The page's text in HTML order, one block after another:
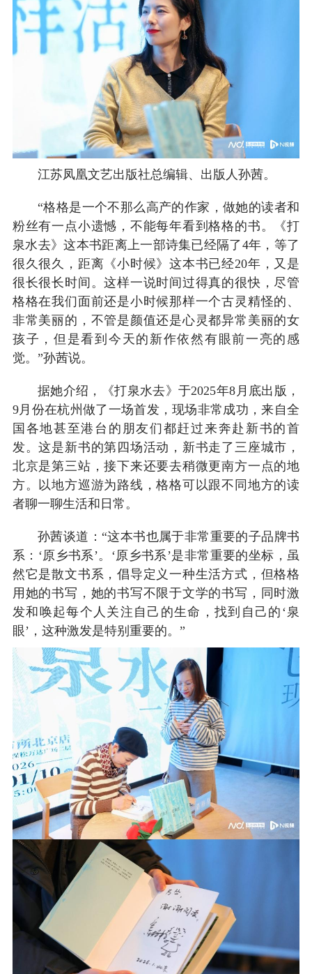
江苏凤凰文艺出版社总编辑、出版人孙茜。
“格格是一个不那么高产的作家，做她的读者和
粉丝有一点小遗憾，不能每年看到格格的书。《打
泉水去》这本书距离上一部诗集已经隔了4年，等了
很久很久，距离《小时候》这本书已经20年，又是
很长很长时间。这样一说时间过得真的很快，尽管
格格在我们面前还是小时候那样一个古灵精怪的、
非常美丽的，不管是颜值还是心灵都异常美丽的女
孩子，但是看到今天的新作依然有眼前一亮的感
觉。”孙茜说。
据她介绍，《打泉水去》于2025年8月底出版，
9月份在杭州做了一场首发，现场非常成功，来自全
国各地甚至港台的朋友们都赶过来奔赴新书的首
发。这是新书的第四场活动，新书走了三座城市，
北京是第三站，接下来还要去稍微更南方一点的地
方。以地方巡游为路线，格格可以跟不同地方的读
者聊一聊生活和日常。
孙茜谈道：“这本书也属于非常重要的子品牌书
系：‘原乡书系’。‘原乡书系’是非常重要的坐标，虽
然它是散文书系，倡导定义一种生活方式，但格格
用她的书写，她的书写不限于文学的书写，同时激
发和唤起每个人关注自己的生命，找到自己的‘泉
眼’，这种激发是特别重要的。”